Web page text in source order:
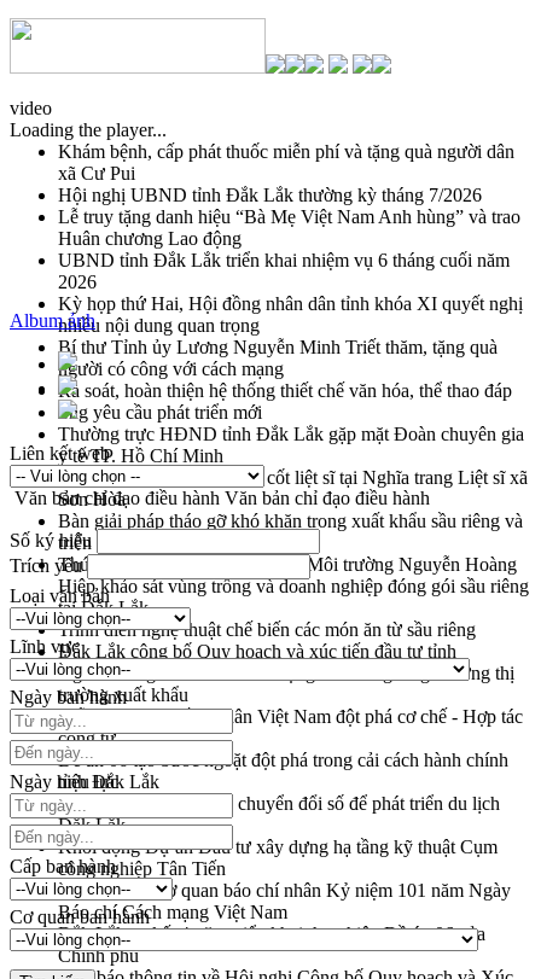
video
Loading the player...
Khám bệnh, cấp phát thuốc miễn phí và tặng quà người dân
xã Cư Pui
Hội nghị UBND tỉnh Đắk Lắk thường kỳ tháng 7/2026
Lễ truy tặng danh hiệu “Bà Mẹ Việt Nam Anh hùng” và trao
Huân chương Lao động
UBND tỉnh Đắk Lắk triển khai nhiệm vụ 6 tháng cuối năm
2026
Kỳ họp thứ Hai, Hội đồng nhân dân tỉnh khóa XI quyết nghị
nhiều nội dung quan trọng
Bí thư Tỉnh ủy Lương Nguyễn Minh Triết thăm, tặng quà
người có công với cách mạng
Rà soát, hoàn thiện hệ thống thiết chế văn hóa, thể thao đáp
ứng yêu cầu phát triển mới
Thường trực HĐND tỉnh Đắk Lắk gặp mặt Đoàn chuyên gia
y tế TP. Hồ Chí Minh
Lễ truy điệu và an táng hài cốt liệt sĩ tại Nghĩa trang Liệt sĩ xã
Sơn Hòa
Bàn giải pháp tháo gỡ khó khăn trong xuất khẩu sầu riêng và
triển khai quy định EUDR
Thứ trưởng Bộ Nông nghiệp và Môi trường Nguyễn Hoàng
Hiệp khảo sát vùng trồng và doanh nghiệp đóng gói sầu riêng
tại Đắk Lắk
Trình diễn nghệ thuật chế biến các món ăn từ sầu riêng
Đắk Lắk công bố Quy hoạch và xúc tiến đầu tư tỉnh
Ngành cá ngừ Đắk Lắk chủ động thích ứng để giữ vững thị
trường xuất khẩu
Diễn đàn Kinh tế tư nhân Việt Nam đột phá cơ chế - Hợp tác
công tư
Đề án 06 tạo bước ngoặt đột phá trong cải cách hành chính
tỉnh Đắk Lắk
Kết nối tour, đẩy mạnh chuyển đổi số để phát triển du lịch
Đắk Lắk
Khởi động Dự án Đầu tư xây dựng hạ tầng kỹ thuật Cụm
công nghiệp Tân Tiến
Gặp mặt các cơ quan báo chí nhân Kỷ niệm 101 năm Ngày
Báo chí Cách mạng Việt Nam
Đắk Lắk sơ kết 4 năm triển khai thực hiện Đề án 06 của
Chính phủ
Album ảnh
Liên kết web
Văn bản chỉ đạo điều hành Văn bản chỉ đạo điều hành
Số ký hiệu
Trích yếu
Loại văn bản
Lĩnh vực
Ngày ban hành
Ngày hiệu lực
Cấp ban hành
Cơ quan ban hành